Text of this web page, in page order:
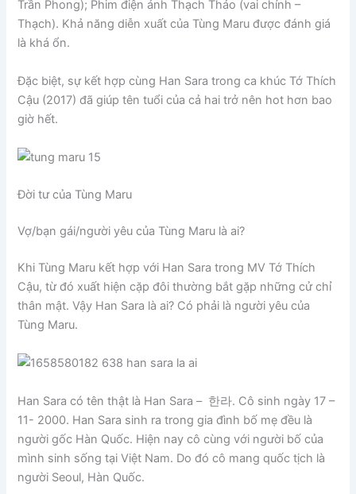
Trần Phong); Phim điện ảnh Thạch Thảo (vai chính –
Thạch). Khả năng diễn xuất của Tùng Maru được đánh giá
là khá ổn.
Đặc biệt, sự kết hợp cùng Han Sara trong ca khúc Tớ Thích
Cậu (2017) đã giúp tên tuổi của cả hai trở nên hot hơn bao
giờ hết.
Đời tư của Tùng Maru
Vợ/bạn gái/người yêu của Tùng Maru là ai?
Khi Tùng Maru kết hợp với Han Sara trong MV Tớ Thích
Cậu, từ đó xuất hiện cặp đôi thường bắt gặp những cử chỉ
thân mật. Vậy Han Sara là ai? Có phải là người yêu của
Tùng Maru.
Han Sara có tên thật là Han Sara – 한라. Cô sinh ngày 17 –
11- 2000. Han Sara sinh ra trong gia đình bố mẹ đều là
người gốc Hàn Quốc. Hiện nay cô cùng với người bố của
mình sinh sống tại Việt Nam. Do đó cô mang quốc tịch là
người Seoul, Hàn Quốc.